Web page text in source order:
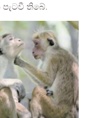
පැටවී තිබේ.